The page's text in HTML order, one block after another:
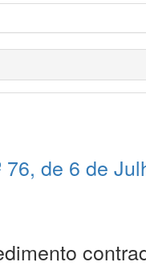
76, de 6 de